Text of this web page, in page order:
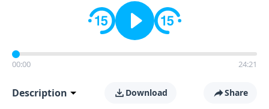
00:00 24:21
Description Download Share